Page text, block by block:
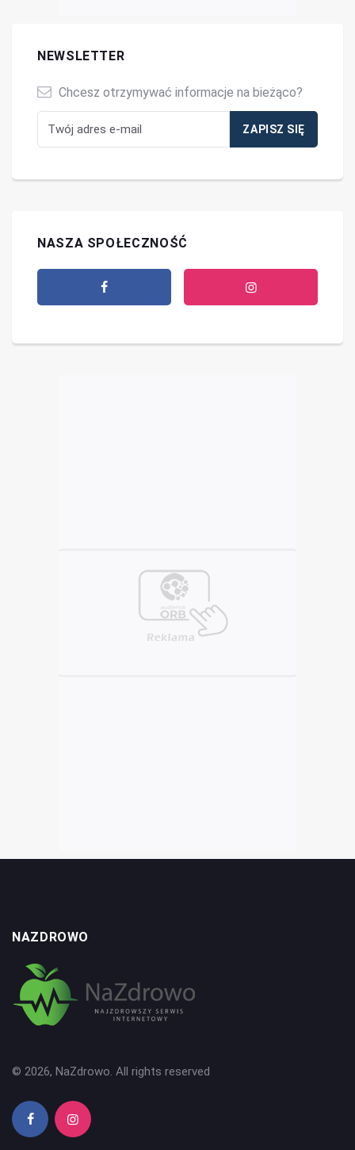
NEWSLETTER
Chcesz otrzymywać informacje na bieżąco?
NASZA SPOŁECZNOŚĆ
NAZDROWO
© 2026, NaZdrowo. All rights reserved